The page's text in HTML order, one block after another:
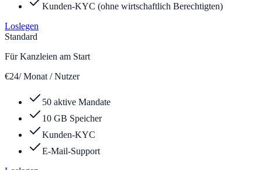
Kunden-KYC (ohne wirtschaftlich Berechtigten)
Loslegen
Standard
Für Kanzleien am Start
€24/ Monat / Nutzer
50 aktive Mandate
10 GB Speicher
Kunden-KYC
E-Mail-Support